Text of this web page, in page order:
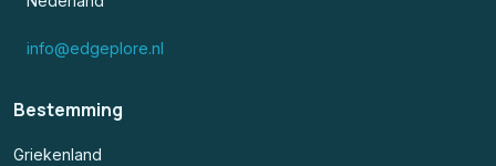
info@edgeplore.nl
Bestemming
Griekenland